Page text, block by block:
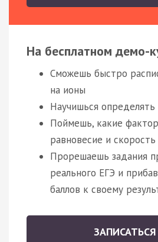
На бесплатном демо-
Сможешь быстро
на ионы
Научишься
Поймешь, какие
равновесие и
Прорешаешь задания
реального ЕГЭ и
баллов к своему
ЗАПИСАТЬСЯ